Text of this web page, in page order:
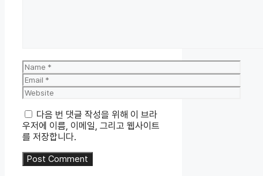
Name
Email
Website
다음 번 댓글 작성을 위해 이 브라
우저에 이름, 이메일, 그리고 웹사이트
를 저장합니다.